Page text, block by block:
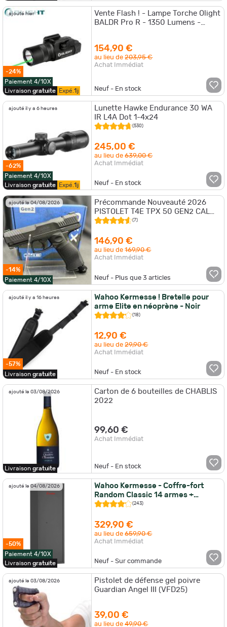
ajouté hier
-24%
Paiement 4/10X
Livraison gratuite Expé. 1j
Vente Flash ! - Lampe Torche Olight
BALDR Pro R - 1350 Lumens -
154,90 €
au lieu de203,95 €
Achat Immédiat
Neuf - En stock
ajouté il y a 6 heures
-62%
Paiement 4/10X
Livraison gratuite Expé. 1j
Lunette Hawke Endurance 30 WA
IR L4A Dot 1-4x24
(530)
245,00 €
au lieu de639,00 €
Achat Immédiat
Neuf - En stock
ajouté le 04/08/2026
-14%
Paiement 4/10X
Précommande Nouveauté 2026
PISTOLET T4E TPX 50 GEN2 CAL
50 - 19,9 J UMAREX
(7)
146,90 €
au lieu de169,90 €
Achat Immédiat
Neuf - Plus que3 articles
ajouté il y a 16 heures
-57%
Livraison gratuite
Wahoo Kermesse ! Bretelle pour
arme Elite en néoprène - Noir
(18)
12,90 €
au lieu de29,90 €
Achat Immédiat
Neuf - En stock
ajouté le 03/08/2026
Livraison gratuite
Carton de 6 bouteilles de CHABLIS
2022
99,60 €
Achat Immédiat
Neuf - En stock
ajouté le 04/08/2026
-50%
Paiement 4/10X
Livraison gratuite
Wahoo Kermesse - Coffre-fort
Random Classic 14 armes +
étagères modulables
(243)
329,90 €
au lieu de659,90 €
Achat Immédiat
Neuf - Sur commande
ajouté le 03/08/2026
Pistolet de défense gel poivre
Guardian Angel III (VFD25)
39,00 €
au lieu de49,90 €